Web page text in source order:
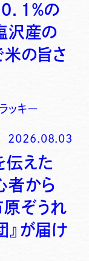
．1％の
沢産の
米の旨さ
ッキー
2026.08.03
伝えた
から
原ぞうれ
』が届け